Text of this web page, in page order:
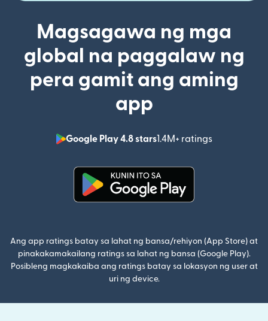
Magsagawa ng mga
global na paggalaw ng
pera gamit ang aming
app
Google Play 4.8 stars1.4M+ ratings
(bubukas
Ang app ratings batay sa lahat ng bansa/rehiyon (App Store) at
pinakakamakailang ratings sa lahat ng bansa (Google Play).
Posibleng magkakaiba ang ratings batay sa lokasyon ng user at
uri ng device.